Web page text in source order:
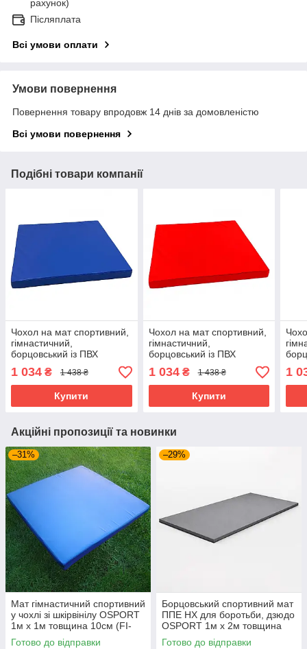
рахунок)
Післяплата
Всі умови оплати
Умови повернення
Повернення товару впродовж 14 днів за домовленістю
Всі умови повернення
Подібні товари компанії
Чохол на мат спортивний,
гімнастичний,
борцовський із ПВХ
100х100х10см OSPORT
(OF-0240) Синій
1 034 ₴ 1 438 ₴
Купити
Чохол на мат спортивний,
гімнастичний,
борцовський із ПВХ
100х100х10см OSPORT
(OF-0240) Червоний
1 034₴ 1 438 ₴
Купити
1
Акційні пропозиції та новинки
–31%
Мат гімнастичний спортивний
у чохлі зі шкірвінілу OSPORT
1м х 1м товщина 10см (FI-
0013) Синій
Готово до відправки
–29%
Борцовський спортивний мат
ППЕ НХ для боротьби, дзюдо
OSPORT 1м х 2м товщина
4см (FI-0002-40)
Готово до відправки